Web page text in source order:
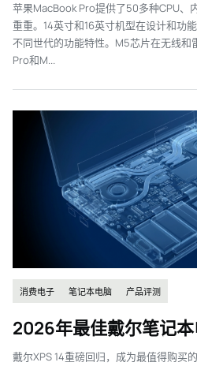
苹果MacBook Pro提供了50多种CPU、
重重。14英寸和16英寸机型在设计和功
不同世代的功能特性。M5芯片在无线和
Pro和M...
消费电子 笔记本电脑 产品评测
2026年最佳戴尔笔记
戴尔XPS 14重磅回归，成为最值得购买